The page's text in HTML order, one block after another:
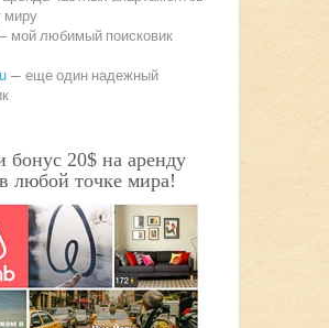
миру
мой любимый поисковик
— еще один надежный
бонус 20$ на аренду
любой точке мира!